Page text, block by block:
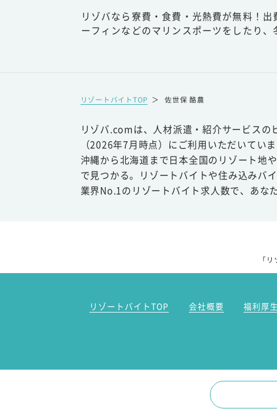
リゾバなら寮費・食費・光熱費が無料！
ーフィンなどのマリンスポーツをしたり
リゾートバイトTOP ＞ 佐世保 酪農
リゾバ.comは、人材派遣・紹介サービス
（2026年7月時点）にご利用いただいていま
沖縄から北海道まで日本全国のリゾート地
で見つかる。リゾートバイトや住み込みバ
業界No.1のリゾートバイト求人数で、あな
「
リゾートバイトTOP 会社概要 福利厚生